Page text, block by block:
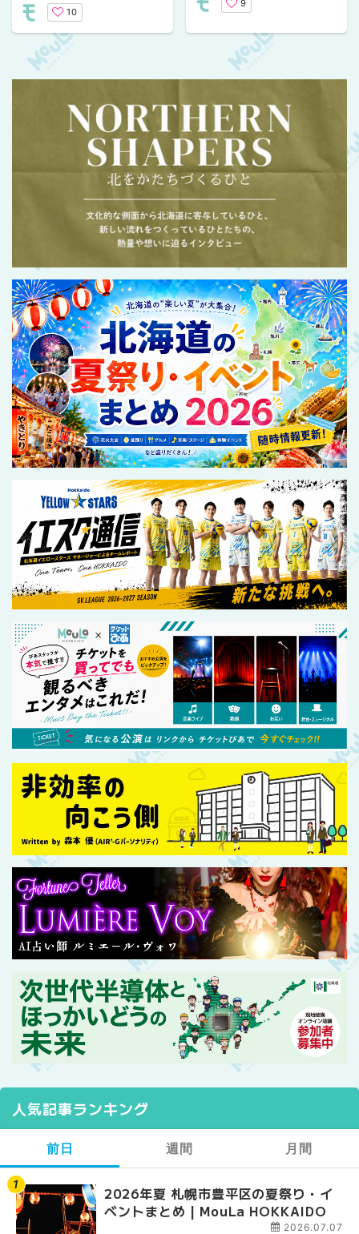
とめ 10
9
人気記事ランキング
前日
2026年夏 札幌市豊平区の夏祭り・イ
ベントまとめ | MouLa HOKKAIDO
2026.07.07
週間
【2026年最新】札幌
ガーデン｜オープン日
大通公園から穴場テ
月間
【2026年最新】札幌
ガーデン｜オープン日
大通公園から穴場テ